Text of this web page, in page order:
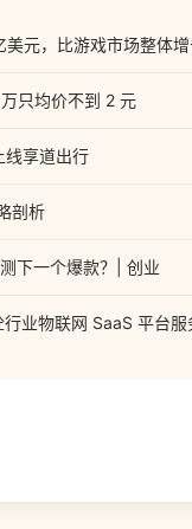
元，比游戏市场整体增
只均价不到 2 元
线享道出行
剖析
下一个爆款？| 创业
业物联网 SaaS 平台服